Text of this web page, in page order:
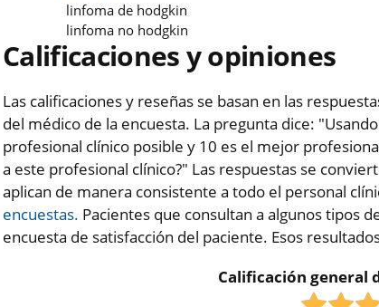
linfoma de hodgkin
linfoma no hodgkin
Calificaciones y opiniones
Las calificaciones y reseñas se basan en las
del médico de la encuesta. La pregunta dice:
profesional clínico posible y 10 es el mejor
a este profesional clínico?" Las respuestas se
aplican de manera consistente a todo el personal
encuestas. Pacientes que consultan a algunos tipos
encuesta de satisfacción del paciente. Esos
Calificación general